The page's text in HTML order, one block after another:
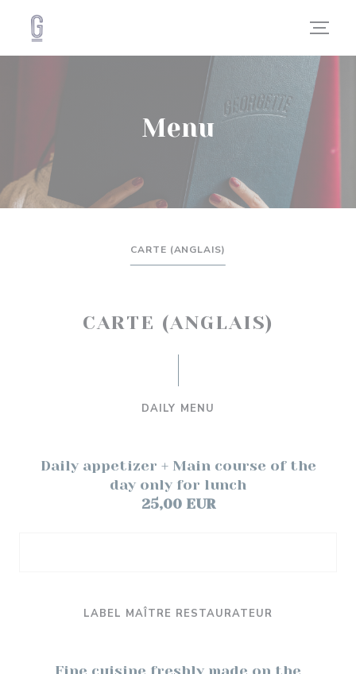
Menu
CARTE (ANGLAIS)
CARTE (ANGLAIS)
DAILY MENU
Daily appetizer + Main course of the
day only for lunch
25,00 EUR
LABEL MAÎTRE RESTAURATEUR
Fine cuisine freshly made on the